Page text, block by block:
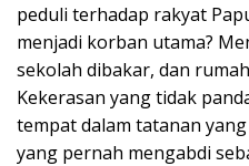
peduli terhadap rakyat
menjadi korban utama?
sekolah dibakar, dan
Kekerasan yang tidak
tempat dalam tatanan
yang pernah mengabdi